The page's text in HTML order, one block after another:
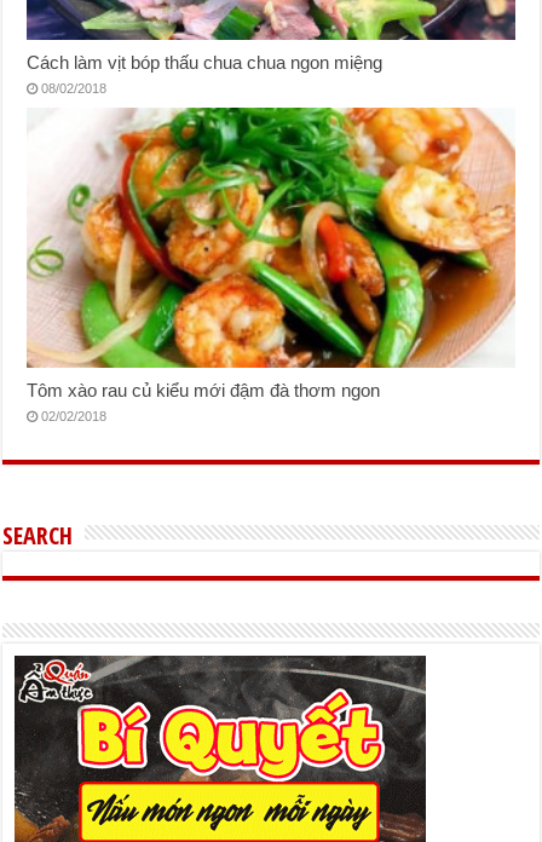
Cách làm vịt bóp thấu chua chua ngon miệng
08/02/2018
Tôm xào rau củ kiểu mới đậm đà thơm ngon
02/02/2018
SEARCH